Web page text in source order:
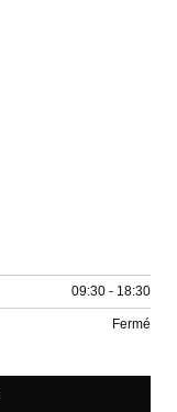
09:30 - 18:30
Fermé